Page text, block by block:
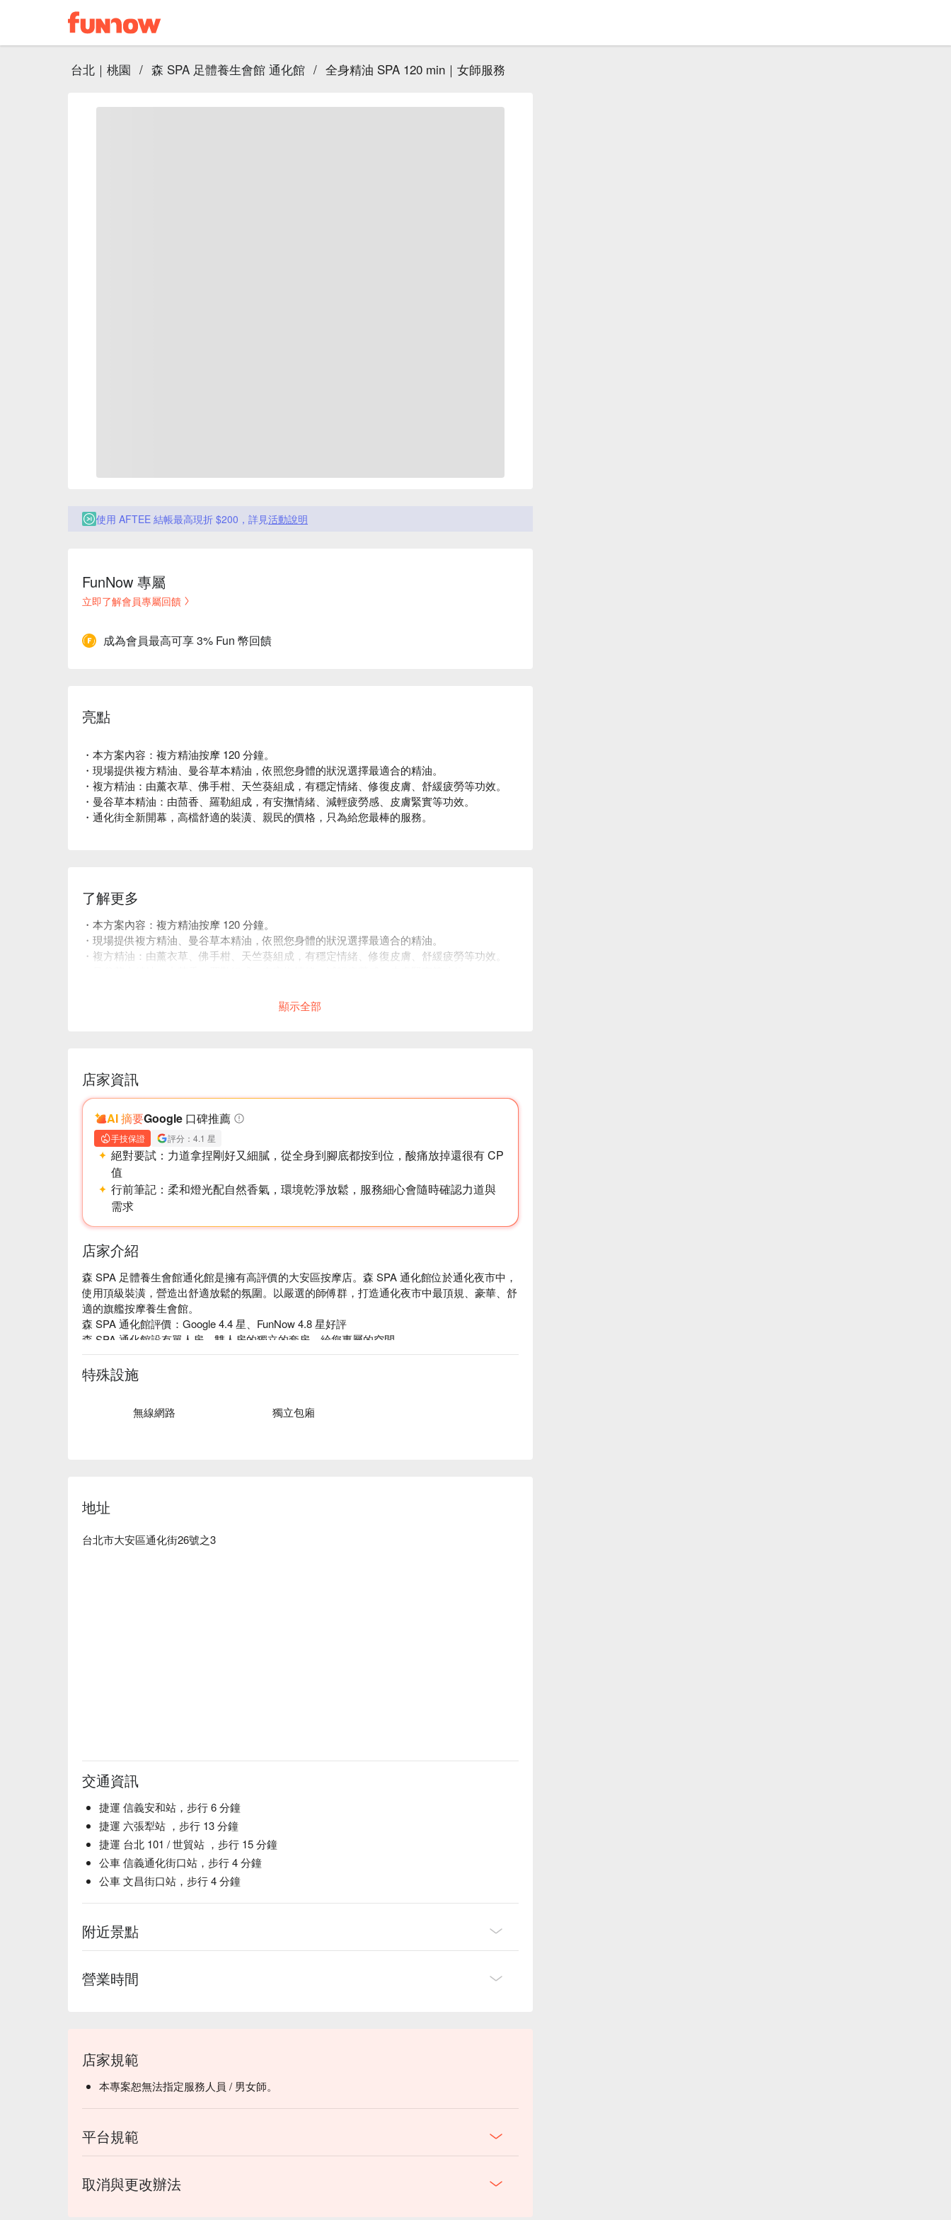
台北｜桃園 / 森 SPA 足體養生會館 通化館 / 全身精油 SPA 120 min｜女師服務
使用 AFTEE 結帳最高現折 $200，詳見活動說明
FunNow 專屬
立即了解會員專屬回饋
成為會員最高可享 3% Fun 幣回饋
亮點
・本方案內容：複方精油按摩 120 分鐘。
・現場提供複方精油、曼谷草本精油，依照您身體的狀況選擇最適合的精油。
・複方精油：由薰衣草、佛手柑、天竺葵組成，有穩定情緒、修復皮膚、舒緩疲勞等功效。
・曼谷草本精油：由茴香、羅勒組成，有安撫情緒、減輕疲勞感、皮膚緊實等功效。
・通化街全新開幕，高檔舒適的裝潢、親民的價格，只為給您最棒的服務。
了解更多
・本方案內容：複方精油按摩 120 分鐘。
・現場提供複方精油、曼谷草本精油，依照您身體的狀況選擇最適合的精油。
・複方精油：由薰衣草、佛手柑、天竺葵組成，有穩定情緒、修復皮膚、舒緩疲勞等功效。
顯示全部
店家資訊
AI 摘要Google 口碑推薦
手技保證 評分：4.1 星
絕對要試： 力道拿捏剛好又細膩，從全身到腳底都按到位，酸痛放掉還很有 CP
值
行前筆記： 柔和燈光配自然香氣，環境乾淨放鬆，服務細心會隨時確認力道與
需求
店家介紹
森 SPA 足體養生會館通化館是擁有高評價的大安區按摩店。森 SPA 通化館位於通化夜市中，
使用頂級裝潢，營造出舒適放鬆的氛圍。以嚴選的師傅群，打造通化夜市中最頂規、豪華、舒
適的旗艦按摩養生會館。
森 SPA 通化館評價：Google 4.4 星、FunNow 4.8 星好評
森 SPA 通化館設有單人房、雙人房的獨立的套房，給您專屬的空間。
森SPA 通化館全身精油 SPA 提供複方精油、曼谷草本精油，可以依照自己的喜好、身體狀況
挑選。另外，也有專業女按摩師服務，讓女性更加安心。
森 SPA 足體養生會館通化館預約、森 SPA 足體養生會館通化館價格、森 SPA 足體養生會館
特殊設施
無線網路 獨立包廂
地址
台北市大安區通化街26號之3
交通資訊
捷運 信義安和站，步行 6 分鐘
捷運 六張犁站 ，步行 13 分鐘
捷運 台北 101 / 世貿站 ，步行 15 分鐘
公車 信義通化街口站，步行 4 分鐘
公車 文昌街口站，步行 4 分鐘
附近景點
營業時間
店家規範
本專案恕無法指定服務人員 / 男女師。
平台規範
取消與更改辦法